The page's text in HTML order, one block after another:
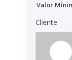
Valor
Cliente